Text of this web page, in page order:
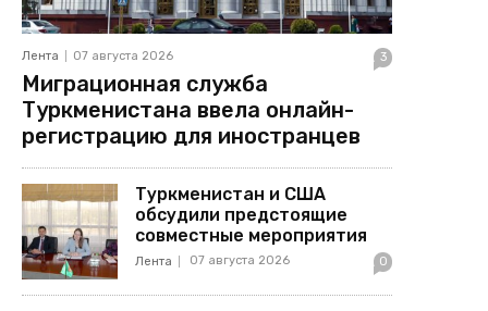
Лента 07 августа 2026 3
Миграционная служба
Туркменистана ввела онлайн-
регистрацию для иностранцев
Туркменистан и США
обсудили предстоящие
совместные мероприятия
Лента 07 августа 2026 0